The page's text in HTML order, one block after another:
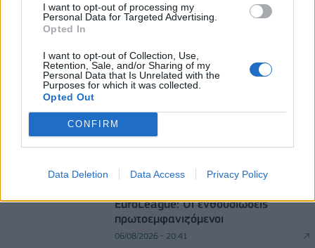
I want to opt-out of processing my
Personal Data for Targeted Advertising.
Opted In
I want to opt-out of Collection, Use,
Retention, Sale, and/or Sharing of my
Personal Data that Is Unrelated with the
Purposes for which it was collected.
Opted Out
CONFIRM
Data Deletion Data Access Privacy Policy
DIRECTION BUSINESS NETWORK
«Κλείνει τον Τζέιμς Γουάισμαν η
Μάλαγα»
06/08/2026 - 21:11
EuroLeague: Οι ενθουσιώδεις
πρωτοεμφανιζόμενοι
06/08/2026 - 20:41